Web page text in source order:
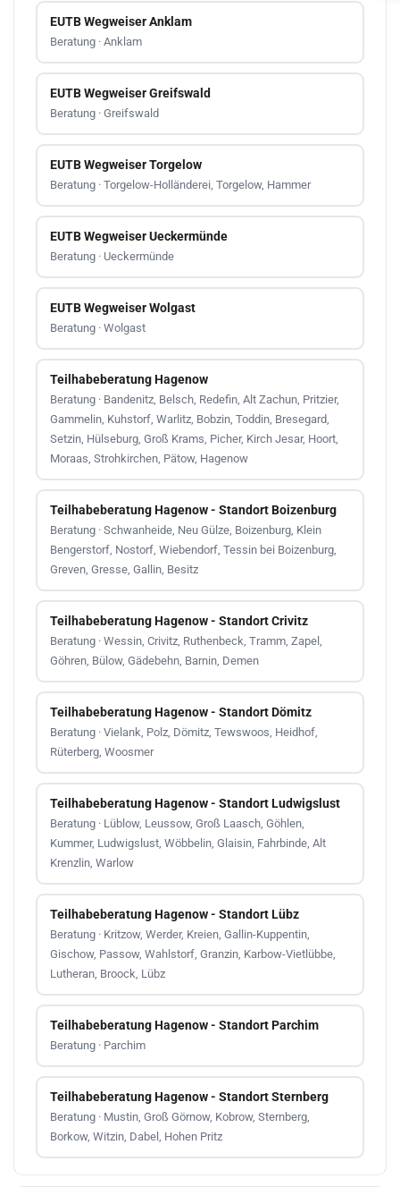
EUTB Wegweiser Anklam
Beratung · Anklam
EUTB Wegweiser Greifswald
Beratung · Greifswald
EUTB Wegweiser Torgelow
Beratung · Torgelow-Holländerei, Torgelow, Hammer
EUTB Wegweiser Ueckermünde
Beratung · Ueckermünde
EUTB Wegweiser Wolgast
Beratung · Wolgast
Teilhabeberatung Hagenow
Beratung · Bandenitz, Belsch, Redefin, Alt Zachun, Pritzier,
Gammelin, Kuhstorf, Warlitz, Bobzin, Toddin, Bresegard,
Setzin, Hülseburg, Groß Krams, Picher, Kirch Jesar, Hoort,
Moraas, Strohkirchen, Pätow, Hagenow
Teilhabeberatung Hagenow - Standort Boizenburg
Beratung · Schwanheide, Neu Gülze, Boizenburg, Klein
Bengerstorf, Nostorf, Wiebendorf, Tessin bei Boizenburg,
Greven, Gresse, Gallin, Besitz
Teilhabeberatung Hagenow - Standort Crivitz
Beratung · Wessin, Crivitz, Ruthenbeck, Tramm, Zapel,
Göhren, Bülow, Gädebehn, Barnin, Demen
Teilhabeberatung Hagenow - Standort Dömitz
Beratung · Vielank, Polz, Dömitz, Tewswoos, Heidhof,
Rüterberg, Woosmer
Teilhabeberatung Hagenow - Standort Ludwigslust
Beratung · Lüblow, Leussow, Groß Laasch, Göhlen,
Kummer, Ludwigslust, Wöbbelin, Glaisin, Fahrbinde, Alt
Krenzlin, Warlow
Teilhabeberatung Hagenow - Standort Lübz
Beratung · Kritzow, Werder, Kreien, Gallin-Kuppentin,
Gischow, Passow, Wahlstorf, Granzin, Karbow-Vietlübbe,
Lutheran, Broock, Lübz
Teilhabeberatung Hagenow - Standort Parchim
Beratung · Parchim
Teilhabeberatung Hagenow - Standort Sternberg
Beratung · Mustin, Groß Görnow, Kobrow, Sternberg,
Borkow, Witzin, Dabel, Hohen Pritz